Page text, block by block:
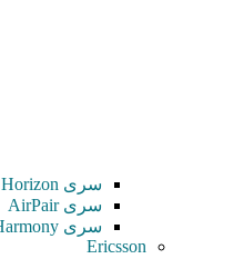
سری Horizon
سری AirPair
سری Harmony
Ericsson